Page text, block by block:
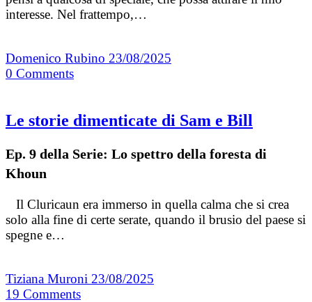
interesse. Nel frattempo,…
Domenico Rubino 23/08/2025
0 Comments
Le storie dimenticate di Sam e Bill
Ep. 9 della Serie: Lo spettro della foresta di
Khoun
Il Cluricaun era immerso in quella calma che si crea
solo alla fine di certe serate, quando il brusio del paese si
spegne e…
Tiziana Muroni 23/08/2025
19 Comments